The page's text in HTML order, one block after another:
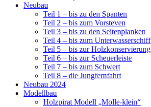
Neubau
Teil 1 – bis zu den Spanten
Teil 2 – bis zum Vorsteven
Teil 3 – bis zu den Seitenplanken
Teil 4 – bis zum Unterwasserschiff
Teil 5 – bis zur Holzkonservierung
Teil 6 – bis zur Scheuerleiste
Teil 7 – bis zum Schwert
Teil 8 – die Jungfernfahrt
Neubau 2024
Modellbau
Holzpirat Modell „Molle-klein“